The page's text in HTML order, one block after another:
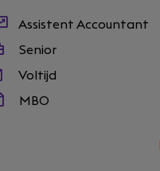
Assistent Accountant
Senior
Voltijd
MBO